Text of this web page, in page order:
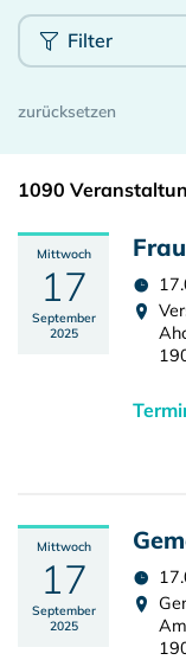
Filter
1090
Mittwoch
17
September
2025
Mittwoch
17
September
2025